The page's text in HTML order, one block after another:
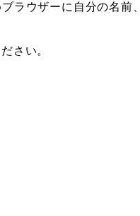
ラウザーに自分の名前
さい。